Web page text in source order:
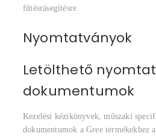
fűtésrásegítésre.
Nyomtatványok
Letölthető
dokumentumok
Kezelési kézikönyvek, műszaki
dokumentumok a Gree termékekhez